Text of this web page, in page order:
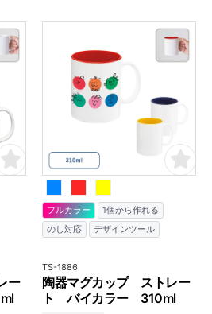
ー
フルカラー
1個から作れる
のし対応
デザインツール
TS-1886
陶器マグカップ ストレー
ト バイカラー 310ml